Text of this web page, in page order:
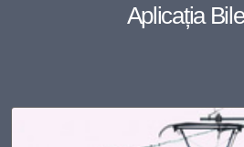
Aplicația